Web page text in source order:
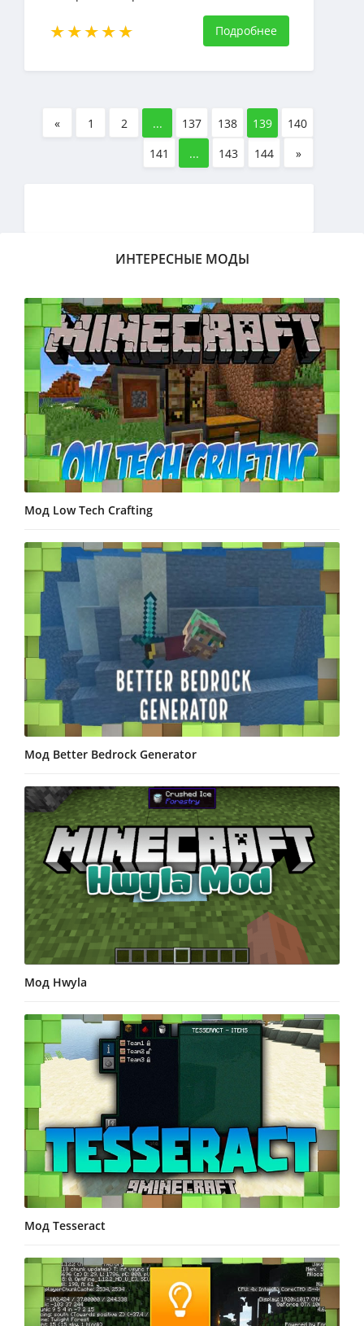
Подробнее
« 1 2 ... 137 138 139
140
141
... 143 144 »
ИНТЕРЕСНЫЕ МОДЫ
Мод Low Tech Crafting
Мод Better Bedrock Generator
Мод Hwyla
Мод Tesseract